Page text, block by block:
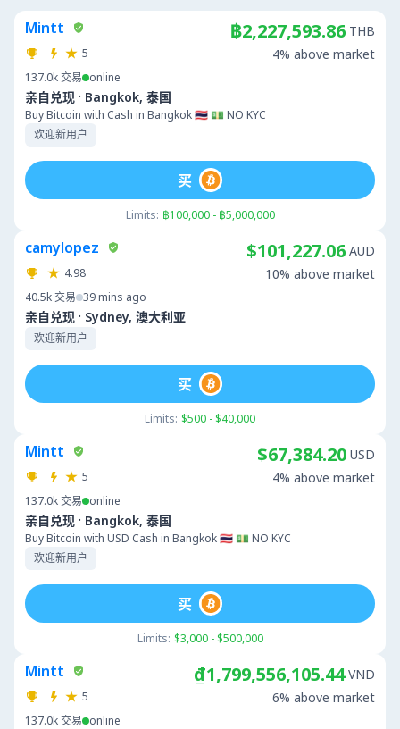
Mintt
5
137.0k交易 online
亲自兑现 · Bangkok, 泰国
Buy Bitcoin with Cash in Bangkok 🇹🇭 💵 NO KYC
欢迎新用户
฿2,227,593.86 THB
4% above market
Limits: ฿100,000 - ฿5,000,000
买
camylopez
4.98
40.5k交易 39 mins ago
亲自兑现 · Sydney, 澳大利亚
欢迎新用户
$101,227.06 AUD
10% above market
Limits: $500 - $40,000
买
Mintt
5
137.0k交易 online
亲自兑现 · Bangkok, 泰国
Buy Bitcoin with USD Cash in Bangkok 🇹🇭 💵 NO KYC
欢迎新用户
$67,384.20 USD
4% above market
Limits: $3,000 - $500,000
买
Mintt
5
137.0k交易 online
₫1,799,556,105.44 VND
6% above market